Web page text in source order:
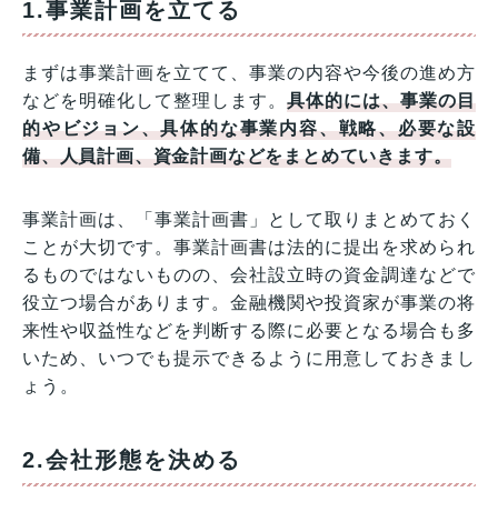
1.事業計画を立てる
まずは事業計画を立てて、事業の内容や今後の進め方
などを明確化して整理します。具体的には、事業の目
的やビジョン、具体的な事業内容、戦略、必要な設
備、人員計画、資金計画などをまとめていきます。
事業計画は、「事業計画書」として取りまとめておく
ことが大切です。事業計画書は法的に提出を求められ
るものではないものの、会社設立時の資金調達などで
役立つ場合があります。金融機関や投資家が事業の将
来性や収益性などを判断する際に必要となる場合も多
いため、いつでも提示できるように用意しておきまし
ょう。
2.会社形態を決める